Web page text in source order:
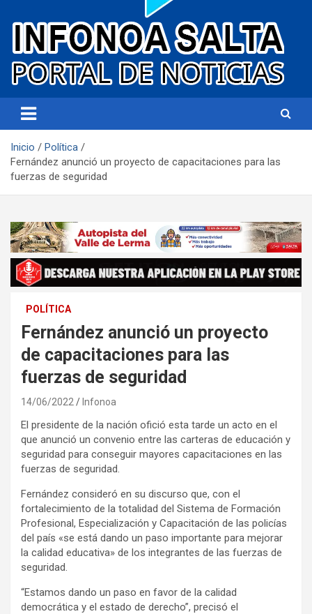
Infonoa Salta
Inicio
Política
Fernández anunció un proyecto de capacitaciones para las
fuerzas de seguridad
POLÍTICA
Fernández anunció un proyecto
de capacitaciones para las
fuerzas de seguridad
14/06/2022 Infonoa
El presidente de la nación ofició esta tarde un acto en el
que anunció un convenio entre las carteras de educación y
seguridad para conseguir mayores capacitaciones en las
fuerzas de seguridad.
Fernández consideró en su discurso que, con el
fortalecimiento de la totalidad del Sistema de Formación
Profesional, Especialización y Capacitación de las policías
del país «se está dando un paso importante para mejorar
la calidad educativa» de los integrantes de las fuerzas de
seguridad.
“Estamos dando un paso en favor de la calidad
democrática y el estado de derecho”, precisó el